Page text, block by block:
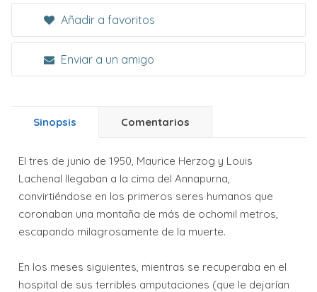
Añadir a favoritos
Enviar a un amigo
Sinopsis Comentarios
El tres de junio de 1950, Maurice Herzog y Louis
Lachenal llegaban a la cima del Annapurna,
convirtiéndose en los primeros seres humanos que
coronaban una montaña de más de ochomil metros,
escapando milagrosamente de la muerte.
En los meses siguientes, mientras se recuperaba en el
hospital de sus terribles amputaciones (que le dejarían